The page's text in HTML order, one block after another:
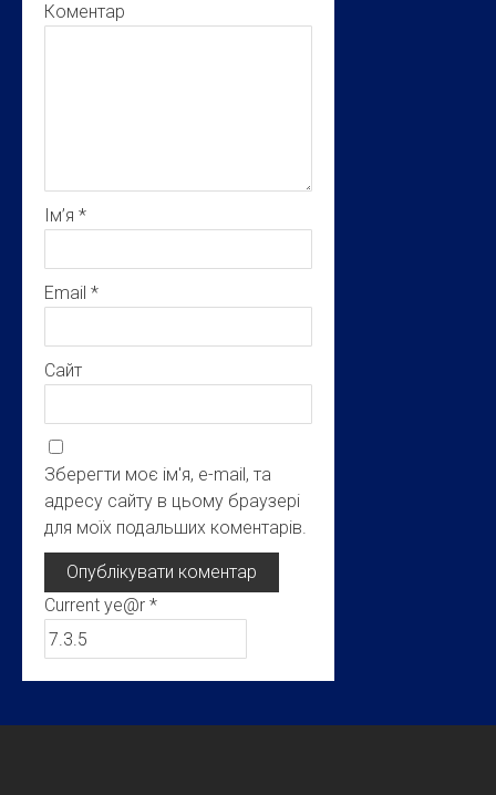
Коментар
Ім’я *
Email *
Сайт
Зберегти моє ім'я, e-mail, та
адресу сайту в цьому браузері
для моїх подальших коментарів.
Current ye@r *